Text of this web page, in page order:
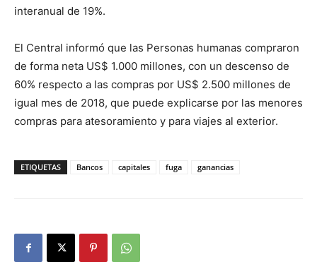
interanual de 19%.
El Central informó que las Personas humanas compraron
de forma neta US$ 1.000 millones, con un descenso de
60% respecto a las compras por US$ 2.500 millones de
igual mes de 2018, que puede explicarse por las menores
compras para atesoramiento y para viajes al exterior.
ETIQUETAS Bancos capitales fuga ganancias